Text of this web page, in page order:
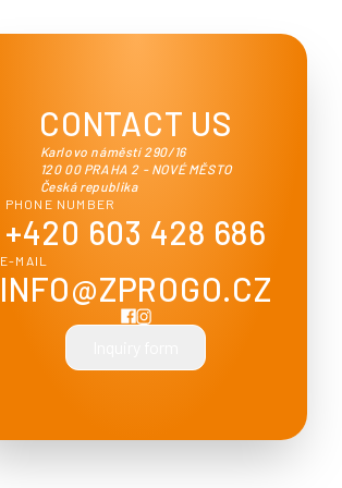
CONTACT US
Karlovo náměstí 290/16
120 00 PRAHA 2 - NOVÉ MĚSTO
Česká republika
PHONE NUMBER
+420 603 428 686
E-MAIL
INFO@ZPROGO.CZ